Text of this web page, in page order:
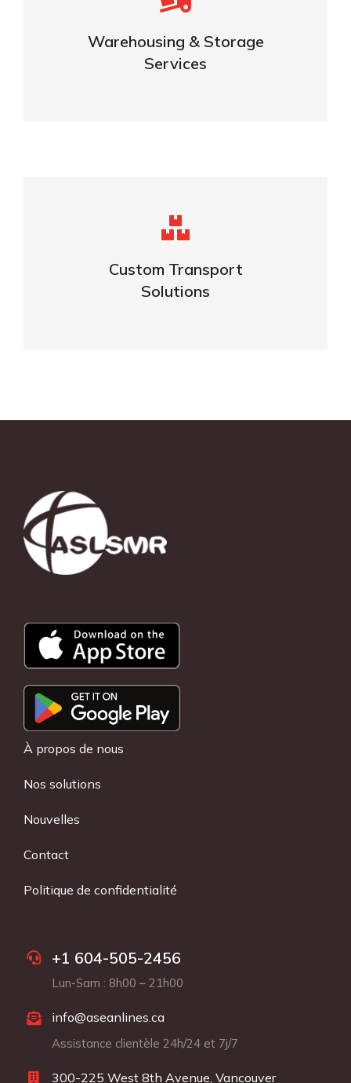
Warehousing & Storage
Services
Careful storage of your goods
VIEW DETAILS
Custom Transport
Solutions
Complex logistic solutions for your
VIEW DETAILS
À propos de nous
Nos solutions
Nouvelles
Contact
Politique de confidentialité
+1 604-505-2456
Lun-Sam : 8h00 – 21h00
info@aseanlines.ca
Assistance clientèle 24h/24 et 7j/7
300-225 West 8th Avenue, Vancouver